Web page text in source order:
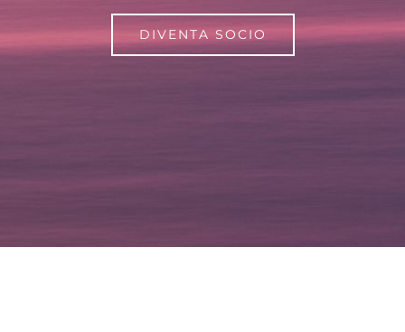
DIVENTA SOCIO